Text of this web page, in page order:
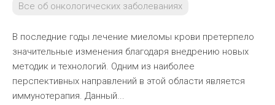
Все об онкологических заболеваниях
В последние годы лечение миеломы крови претерпело
значительные изменения благодаря внедрению новых
методик и технологий. Одним из наиболее
перспективных направлений в этой области является
иммунотерапия. Данный...